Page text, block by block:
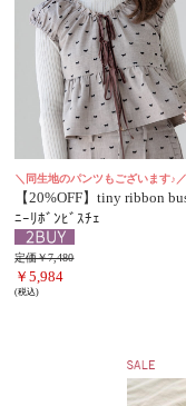
＼同生地のパンツもございます♪／
【20%OFF】tiny ribbon
ﾆｰﾘﾎﾞﾝﾋﾞｽﾁｪ
定価￥7,480
￥5,984
(税込)